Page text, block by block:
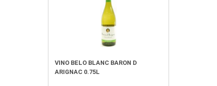
VINO BELO BLANC BARON D
ARIGNAC 0.75L